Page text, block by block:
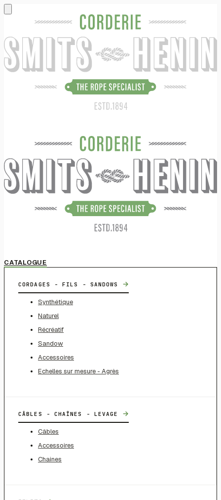
CATALOGUE
CORDAGES - FILS - SANDOWS →
Synthétique
Naturel
Récréatif
Sandow
Accessoires
Echelles sur mesure - Agrès
CÂBLES - CHAÎNES - LEVAGE →
Câbles
Accessoires
Chaines